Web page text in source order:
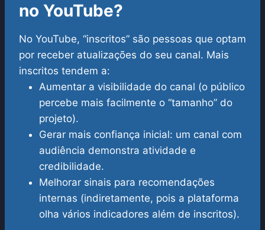
no YouTube?
No YouTube, “inscritos” são pessoas que optam
por receber atualizações do seu canal. Mais
inscritos tendem a:
Aumentar a visibilidade do canal (o público
percebe mais facilmente o “tamanho” do
projeto).
Gerar mais confiança inicial: um canal com
audiência demonstra atividade e
credibilidade.
Melhorar sinais para recomendações
internas (indiretamente, pois a plataforma
olha vários indicadores além de inscritos).